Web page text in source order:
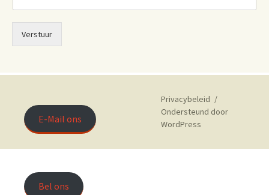
Verstuur
E-Mail ons
Bel ons
Privacybeleid
Ondersteund door
WordPress